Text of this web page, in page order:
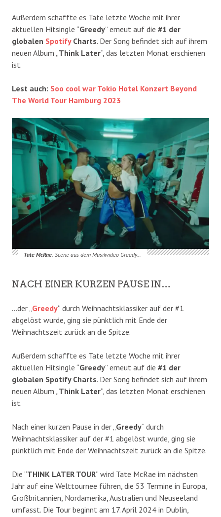
Außerdem schaffte es Tate letzte Woche mit ihrer
aktuellen Hitsingle “Greedy” erneut auf die #1 der
globalen SpotifyCharts. Der Song befindet sich auf ihrem
neuen Album „Think Later“, das letzten Monat erschienen
ist.
Lest auch: Soo cool war Tokio Hotel Konzert Beyond
The World Tour Hamburg 2023
Tate McRae: Scene aus dem Musikvideo Greedy…
NACH EINER KURZEN PAUSE IN…
…der „Greedy“ durch Weihnachtsklassiker auf der #1
abgelöst wurde, ging sie pünktlich mit Ende der
Weihnachtszeit zurück an die Spitze.
Außerdem schaffte es Tate letzte Woche mit ihrer
aktuellen Hitsingle “Greedy” erneut auf die #1 der
globalen Spotify Charts. Der Song befindet sich auf ihrem
neuen Album „Think Later“, das letzten Monat erschienen
ist.
Nach einer kurzen Pause in der „Greedy“ durch
Weihnachtsklassiker auf der #1 abgelöst wurde, ging sie
pünktlich mit Ende der Weihnachtszeit zurück an die Spitze.
Die “THINK LATER TOUR” wird Tate McRae im nächsten
Jahr auf eine Welttournee führen, die 53 Termine in Europa,
Großbritannien, Nordamerika, Australien und Neuseeland
umfasst. Die Tour beginnt am 17. April 2024 in Dublin,